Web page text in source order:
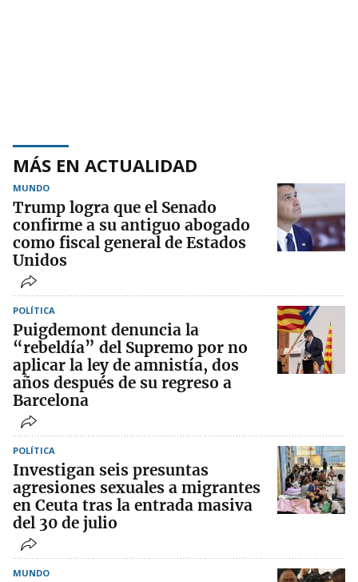
MÁS EN ACTUALIDAD
MUNDO
Trump logra que el Senado
confirme a su antiguo abogado
como fiscal general de Estados
Unidos
POLÍTICA
Puigdemont denuncia la
“rebeldía” del Supremo por no
aplicar la ley de amnistía, dos
años después de su regreso a
Barcelona
POLÍTICA
Investigan seis presuntas
agresiones sexuales a migrantes
en Ceuta tras la entrada masiva
del 30 de julio
MUNDO